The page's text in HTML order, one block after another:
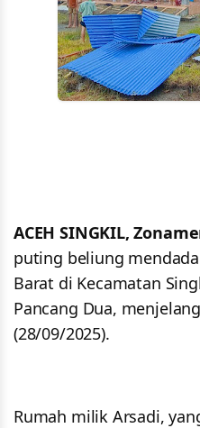
ACEH SINGKIL,
puting beliung
Barat di Kecamatan
Pancang Dua,
(28/09/2025).
Rumah milik Arsadi,